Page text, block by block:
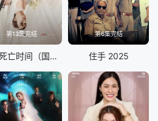
第13集完结
扭转死亡时间（国语版）
第6集完结
住手 2025